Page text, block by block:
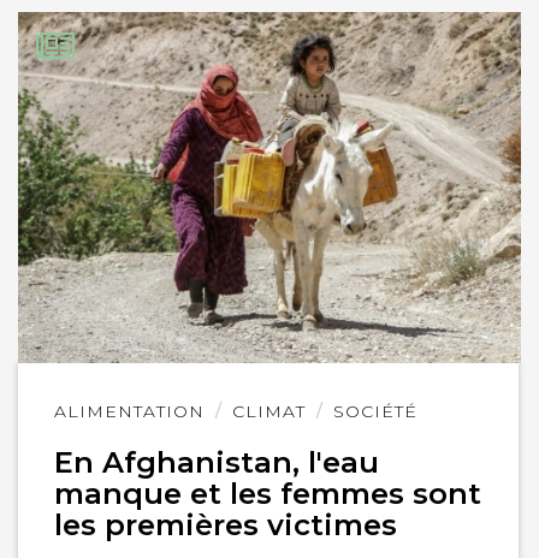
ALIMENTATION CLIMAT SOCIÉTÉ
En Afghanistan, l'eau
manque et les femmes sont
les premières victimes
Lire